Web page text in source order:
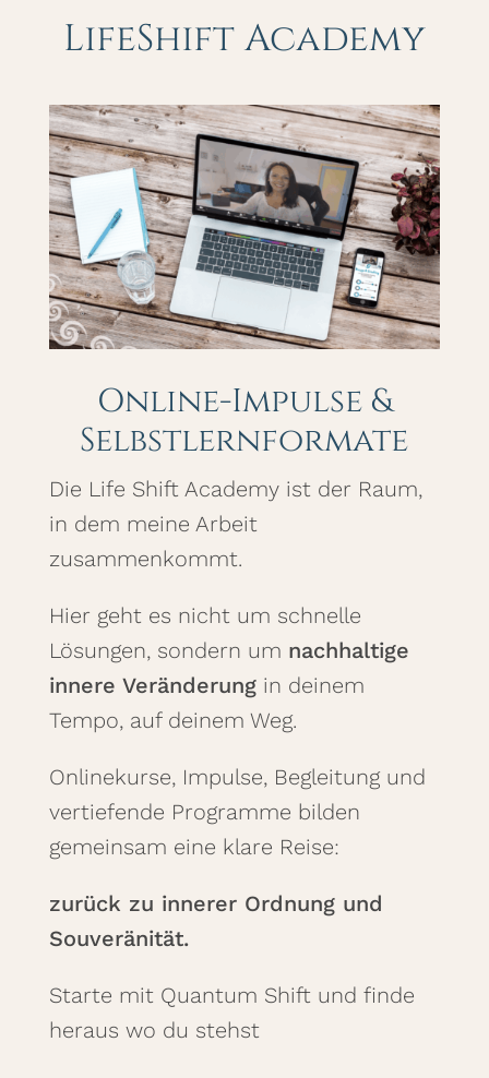
LifeShift Academy
Online-Impulse &
Selbstlernformate
Die Life Shift Academy ist der Raum,
in dem meine Arbeit
zusammenkommt.
Hier geht es nicht um schnelle
Lösungen, sondern um nachhaltige
innere Veränderungin deinem
Tempo, auf deinem Weg.
Onlinekurse, Impulse, Begleitung und
vertiefende Programme bilden
gemeinsam eine klare Reise:
zurück zu innerer Ordnung und
Souveränität.
Starte mit Quantum Shift und finde
heraus wo du stehst